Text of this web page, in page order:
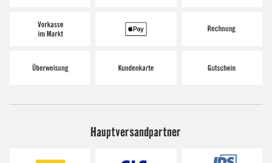
Hauptversandpartner